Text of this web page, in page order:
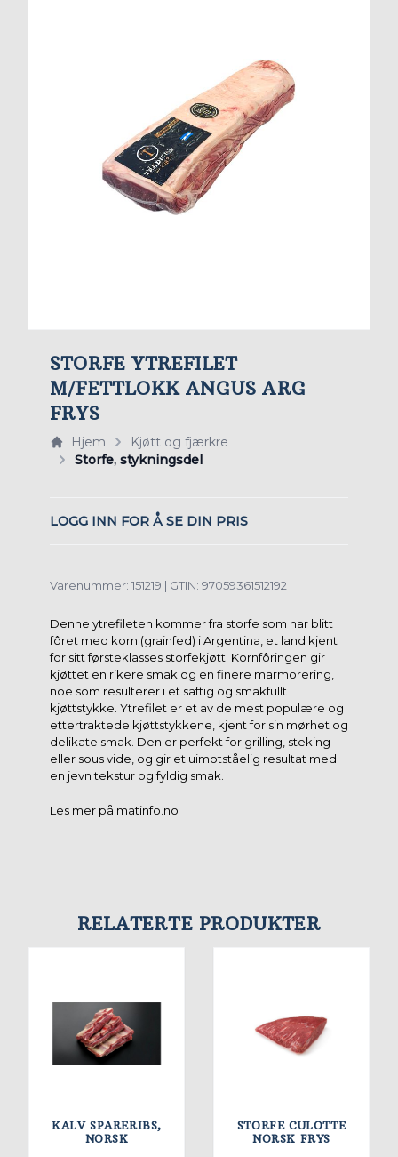
STORFE YTREFILET
M/FETTLOKK ANGUS ARG
FRYS
Hjem
Kjøtt og fjærkre
Storfe, stykningsdel
LOGG INN FOR Å SE DIN PRIS
Varenummer: 151219 | GTIN: 97059361512192
Denne ytrefileten kommer fra storfe som har blitt
fôret med korn (grainfed) i Argentina, et land kjent
for sitt førsteklasses storfekjøtt. Kornfôringen gir
kjøttet en rikere smak og en finere marmorering,
noe som resulterer i et saftig og smakfullt
kjøttstykke. Ytrefilet er et av de mest populære og
ettertraktede kjøttstykkene, kjent for sin mørhet og
delikate smak. Den er perfekt for grilling, steking
eller sous vide, og gir et uimotståelig resultat med
en jevn tekstur og fyldig smak.
Les mer på matinfo.no
RELATERTE PRODUKTER
KALV SPARERIBS,
NORSK
STORFE CULOTTE
NORSK FRYS